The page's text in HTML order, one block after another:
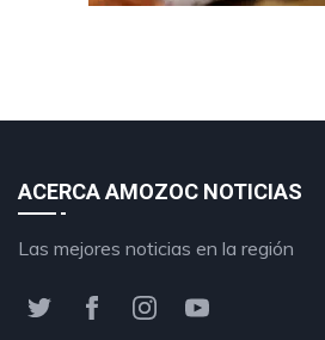
ACERCA AMOZOC NOTICIAS
Las mejores noticias en la región